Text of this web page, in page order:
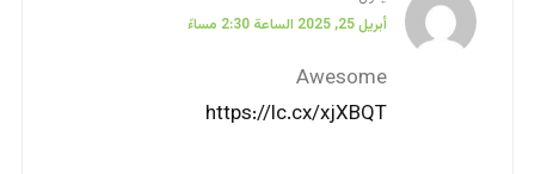
أبريل 25, 2025 الساعة 2:30 مساءً
Awesome
https://lc.cx/xjXBQT